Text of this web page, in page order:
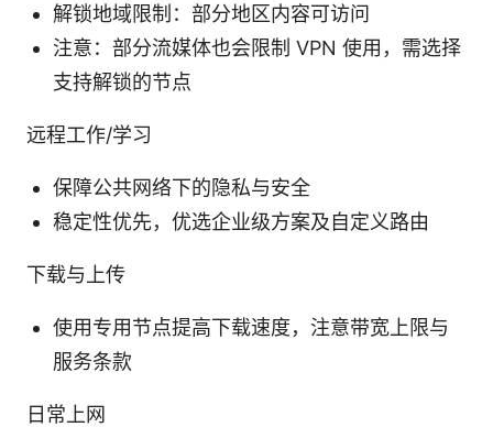
解锁地域限制：部分地区内容可访问
注意：部分流媒体也会限制 VPN 使用，需选择
支持解锁的节点
远程工作/学习
保障公共网络下的隐私与安全
稳定性优先，优选企业级方案及自定义路由
下载与上传
使用专用节点提高下载速度，注意带宽上限与
服务条款
日常上网